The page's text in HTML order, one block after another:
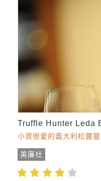
Truffle Hunter Leda
小資很愛的義大利松露獵
美廉社